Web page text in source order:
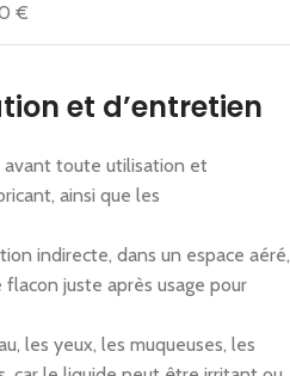
€
et d’entretien
toute utilisation et
ainsi que les
indirecte, dans un espace aéré,
juste après usage pour
les yeux, les muqueuses, les